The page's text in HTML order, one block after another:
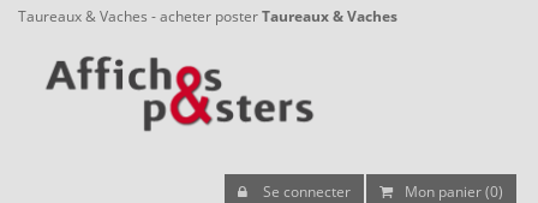
Taureaux & Vaches - acheter posterTaureaux & Vaches
Se connecter Mon panier (0)